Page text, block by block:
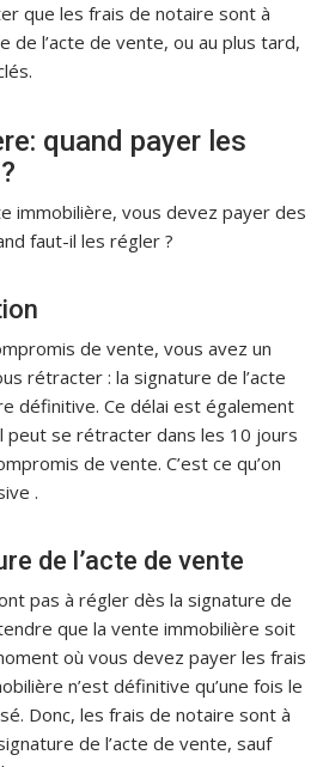
que les frais de notaire sont à
de l’acte de vente, ou au plus tard,
quand payer les
immobilière, vous devez payer des
faut-il les régler ?
de vente, vous avez un
rétracter : la signature de l’acte
définitive. Ce délai est également
peut se rétracter dans les 10 jours
de vente. C’est ce qu’on
.
de l’acte de vente
pas à régler dès la signature de
que la vente immobilière soit
où vous devez payer les frais
n’est définitive qu’une fois le
Donc, les frais de notaire sont à
de l’acte de vente, sauf